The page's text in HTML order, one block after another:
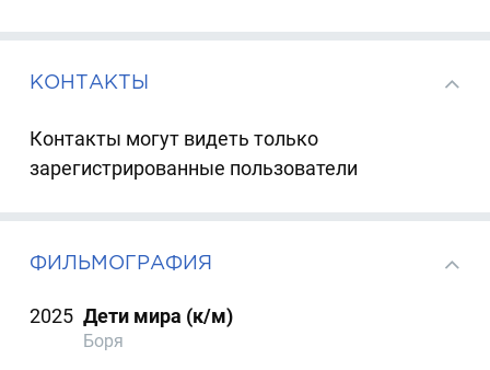
КОНТАКТЫ
Контакты могут видеть только
зарегистрированные пользователи
ФИЛЬМОГРАФИЯ
2025 Дети мира (к/м)
Боря